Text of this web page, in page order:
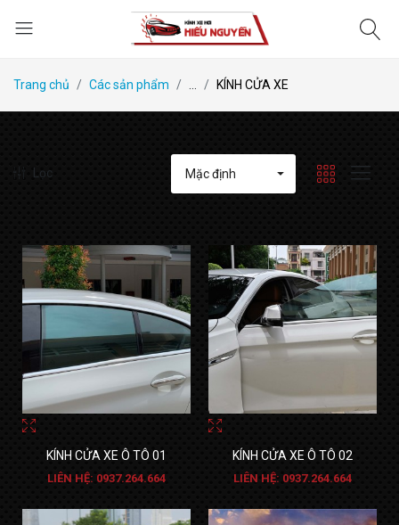
Trang chủ Các sản phẩm KÍNH CỬA XE
Lọc Mặc định
KÍNH CỬA XE Ô TÔ 01
LIÊN HỆ: 0937.264.664
KÍNH CỬA XE Ô TÔ 02
LIÊN HỆ: 0937.264.664